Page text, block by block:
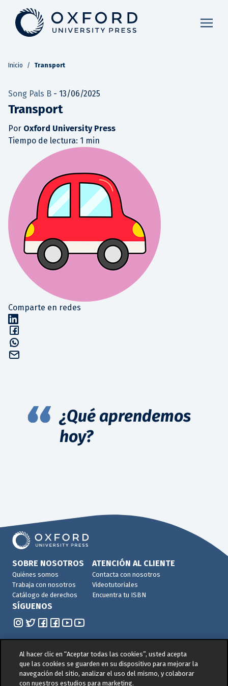
Inicio / Transport
Song Pals B - 13/06/2025
Transport
Por Oxford University Press
Tiempo de lectura: 1 min
Comparte en redes
¿Qué aprendemos
hoy?
SOBRE NOSOTROS
Quiénes somos
Trabaja con nosotros
Catálogo de derechos
ATENCIÓN AL CLIENTE
Contacta con nosotros
Videotutoriales
Encuentra tu ISBN
SÍGUENOS
© 2026 -Oxford University Press. All rights reserved
Al hacer clic en “Aceptar todas las cookies”, usted acepta
que las cookies se guarden en su dispositivo para mejorar la
navegación del sitio, analizar el uso del mismo, y colaborar
con nuestros estudios para marketing.